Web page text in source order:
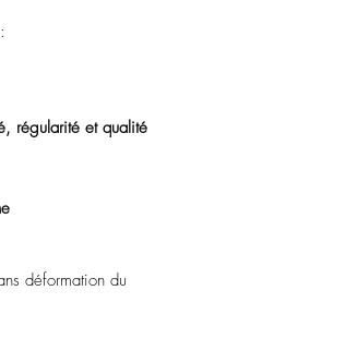
régularité et qualité
déformation du